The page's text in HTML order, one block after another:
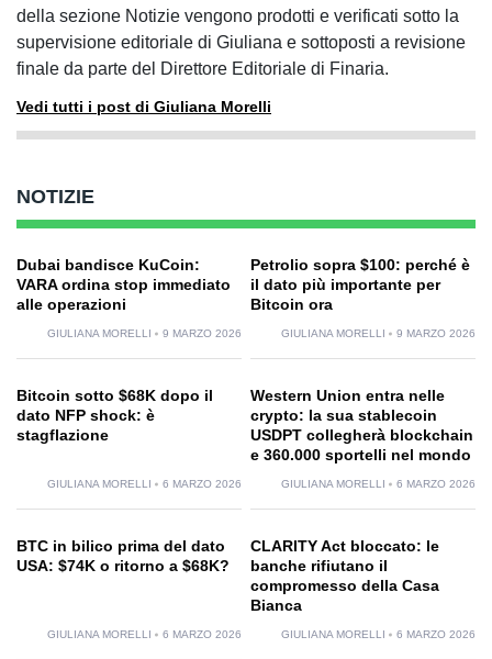
della sezione Notizie vengono prodotti e verificati sotto la
supervisione editoriale di Giuliana e sottoposti a revisione
finale da parte del Direttore Editoriale di Finaria.
Vedi tutti i post di Giuliana Morelli
NOTIZIE
Dubai bandisce KuCoin:
VARA ordina stop immediato
alle operazioni
GIULIANA MORELLI 9 MARZO 2026
Petrolio sopra $100: perché è
il dato più importante per
Bitcoin ora
GIULIANA MORELLI 9 MARZO 2026
Bitcoin sotto $68K dopo il
dato NFP shock: è
stagflazione
GIULIANA MORELLI 6 MARZO 2026
Western Union entra nelle
crypto: la sua stablecoin
USDPT collegherà blockchain
e 360.000 sportelli nel mondo
GIULIANA MORELLI 6 MARZO 2026
BTC in bilico prima del dato
USA: $74K o ritorno a $68K?
GIULIANA MORELLI 6 MARZO 2026
CLARITY Act bloccato: le
banche rifiutano il
compromesso della Casa
Bianca
GIULIANA MORELLI 6 MARZO 2026